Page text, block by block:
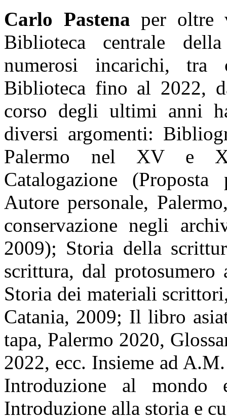
Carlo Pastena per oltre
Biblioteca centrale
numerosi incarichi,
Biblioteca fino al 2022,
corso degli ultimi anni
diversi argomenti:
Palermo nel XV e
Catalogazione
Autore personale,
conservazione negli
2009); Storia della
scrittura, dal
Storia dei materiali
Catania, 2009; Il libro
tapa, Palermo 2020,
2022, ecc. Insieme ad
Introduzione al
Introduzione alla storia e